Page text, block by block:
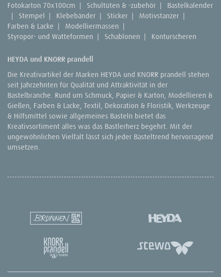
Fotokarton 70x100cm | Schultüten & -zubehör |
Bastelkalender
|
Stempel | Klebebänder | Sticker | Motivstanzer |
Farben & Lacke | Modelliermassen |
Styropor- und Watteformen | Schablonen | Konturscheren
HEYDA und KNORR prandell
Die Kreativartikel der Marken HEYDA und KNORR prandell stehen
seit Jahrzehnten für Qualität und Attraktivität in der
Bastelbranche. Rund um Schmuck, Papier & Karton, Modellieren &
Gießen, Farben & Lacke, Textil, Dekoration & Floristik, Werkzeuge
& Hilfsmittel sowie allgemeines Basteln bietet das
Kreativsortiment alles was das Bastlerherz begehrt. Mit der
ungewöhnlichen Vielfalt lässt sich jeder Basteltrend hervorragend
umsetzen.